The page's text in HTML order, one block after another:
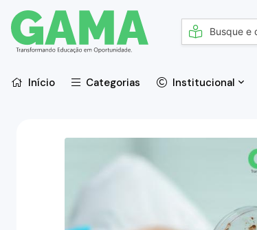
Início Categorias Institucional